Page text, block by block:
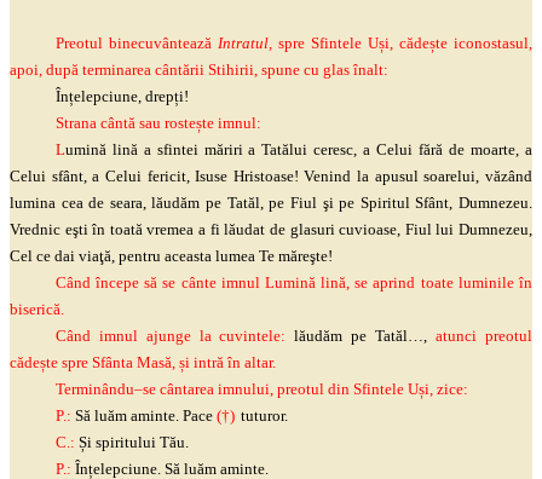
Preotul binecuvântează Intratul, spre Sfintele Uși, cădește iconostasul,
apoi, după terminarea cântării Stihirii, spune cu glas înalt:
Înțelepciune, drepți!
Strana cântă sau rostește imnul:
Lumină lină a sfintei măriri a Tatălui ceresc, a Celui fără de moarte, a
Celui sfânt, a Celui fericit, Isuse Hristoase! Venind la apusul soarelui, văzând
lumina cea de seara, lăudăm pe Tatăl, pe Fiul şi pe Spiritul Sfânt, Dumnezeu.
Vrednic eşti în toată vremea a fi lăudat de glasuri cuvioase, Fiul lui Dumnezeu,
Cel ce dai viaţă , pentru aceasta lumea Te măreşte!
Când începe să se cânte imnul Lumină lină, se aprind toate luminile în
biserică.
Când imnul ajunge la cuvintele:lăudăm pe Tatăl…,
atunci preotul
cădește spre Sfânta Masă, și intră în altar.
Terminându–se cântarea imnului, preotul din Sfintele Uși, zice:
P.: Să luăm aminte. Pace (†) tuturor.
C.: Și spiritului Tău.
P.: Înțelepciune. Să luăm aminte.